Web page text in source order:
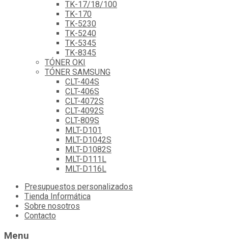
TK-17/18/100
TK-170
TK-5230
TK-5240
TK-5345
TK-8345
TÓNER OKI
TÓNER SAMSUNG
CLT-404S
CLT-406S
CLT-4072S
CLT-4092S
CLT-809S
MLT-D101
MLT-D1042S
MLT-D1082S
MLT-D111L
MLT-D116L
Skip
content
Presupuestos personalizados
Tienda Informática
Sobre nosotros
Contacto
Menu